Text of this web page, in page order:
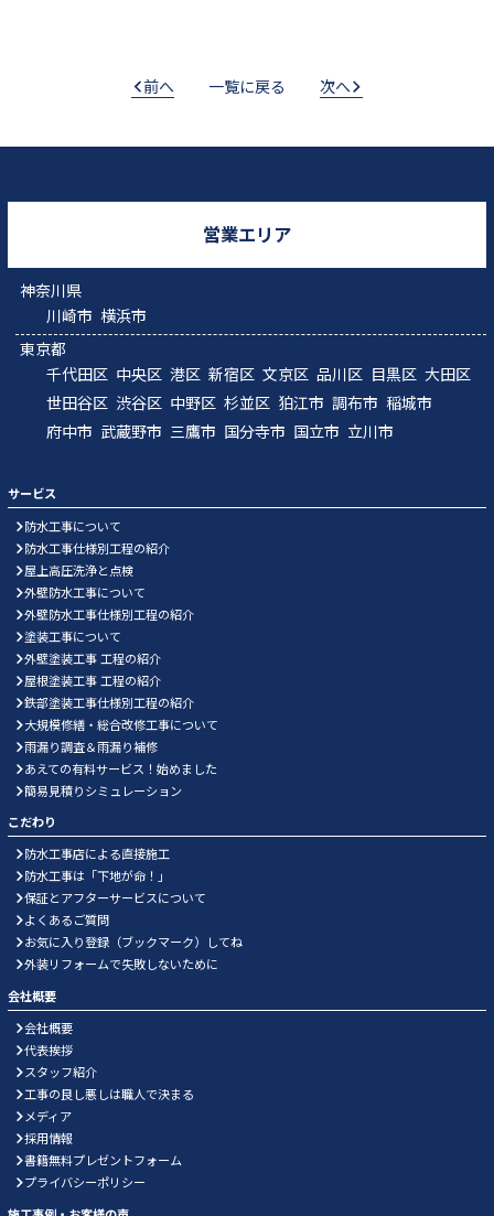
前へ 一覧に戻る 次へ
営業エリア
神奈川県
川崎市 横浜市
東京都
千代田区 中央区 港区 新宿区 文京区 品川区 目黒区 大田区
世田谷区 渋谷区 中野区 杉並区 狛江市 調布市 稲城市
府中市 武蔵野市 三鷹市 国分寺市 国立市 立川市
サービス
防水工事について
防水工事仕様別工程の紹介
屋上高圧洗浄と点検
外壁防水工事について
外壁防水工事仕様別工程の紹介
塗装工事について
外壁塗装工事 工程の紹介
屋根塗装工事 工程の紹介
鉄部塗装工事仕様別工程の紹介
大規模修繕・総合改修工事について
雨漏り調査＆雨漏り補修
あえての有料サービス！始めました
簡易見積りシミュレーション
こだわり
防水工事店による直接施工
防水工事は「下地が命！」
保証とアフターサービスについて
よくあるご質問
お気に入り登録（ブックマーク）してね
外装リフォームで失敗しないために
会社概要
会社概要
代表挨拶
スタッフ紹介
工事の良し悪しは職人で決まる
メディア
採用情報
書籍無料プレゼントフォーム
プライバシーポリシー